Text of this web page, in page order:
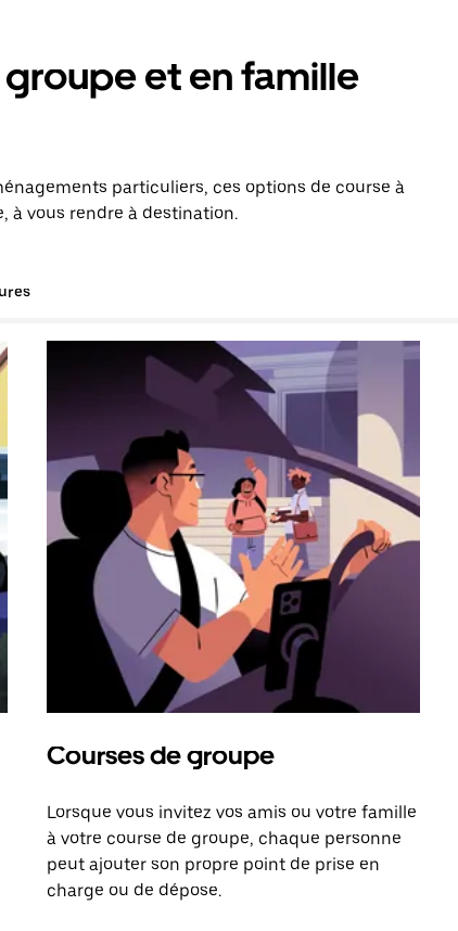
et en famille
particuliers, ces options de course à
à vous rendre à destination.
Courses de groupe
Lorsque vous invitez vos amis ou votre famille
à votre course de groupe, chaque personne
peut ajouter son propre point de prise en
charge ou de dépose.